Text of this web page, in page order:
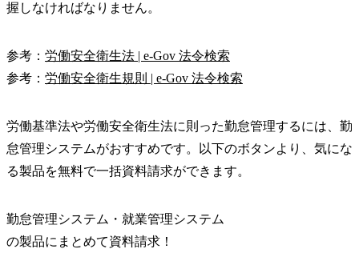
握しなければなりません。
参考： 労働安全衛生法 | e-Gov 法令検索
参考： 労働安全衛生規則 | e-Gov 法令検索
労働基準法や労働安全衛生法に則った勤怠管理するには、勤
怠管理システムがおすすめです。以下のボタンより、気にな
る製品を無料で一括資料請求ができます。
勤怠管理システム・就業管理システム
の製品にまとめて資料請求！